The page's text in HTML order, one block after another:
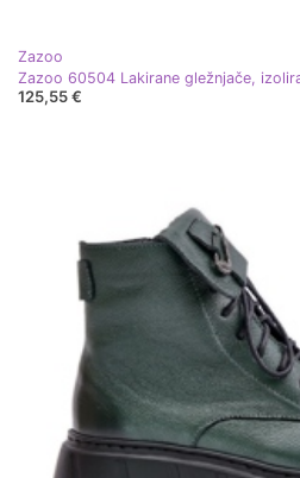
Zazoo
Zazoo 60504 Lakirane gležnjače,
125,55 €